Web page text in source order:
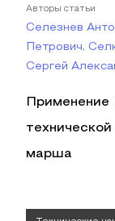
Авторы статьи
Селезнев
Петрович,
Сергей
марша